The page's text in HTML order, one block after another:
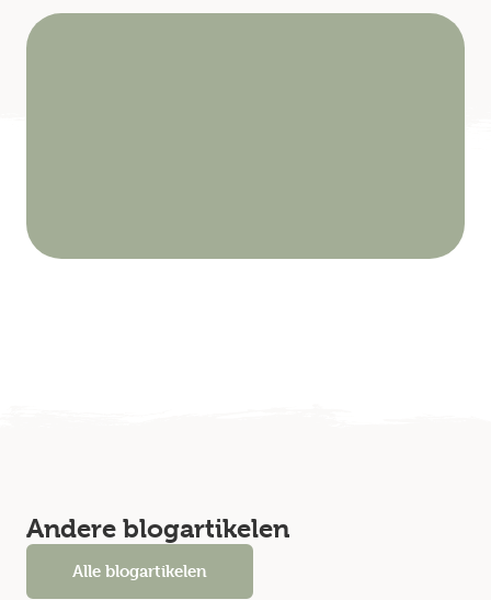
Andere blogartikelen
Alle blogartikelen